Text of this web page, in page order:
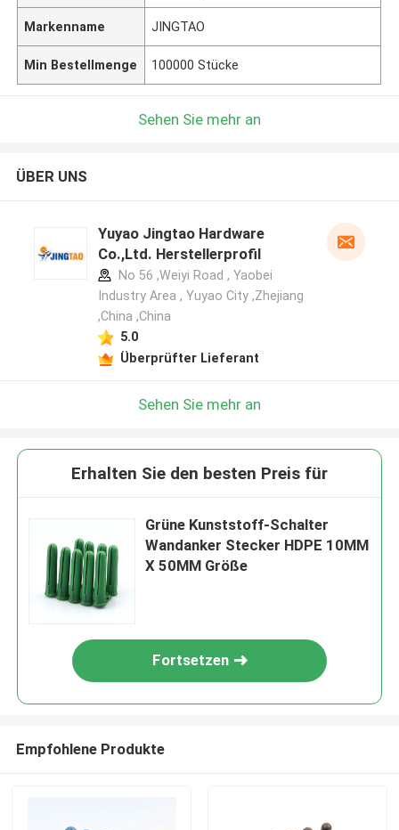
Markenname JINGTAO
Min Bestellmenge 100000 Stücke
Sehen Sie mehr an
ÜBER UNS
Yuyao Jingtao Hardware
Co.,Ltd. Herstellerprofil
No 56 ,Weiyi Road , Yaobei
Industry Area , Yuyao City ,Zhejiang
,China ,China
5.0
Überprüfter Lieferant
Sehen Sie mehr an
Erhalten Sie den besten Preis für
Grüne Kunststoff-Schalter
Wandanker Stecker HDPE 10MM
X 50MM Größe
Fortsetzen
Empfohlene Produkte